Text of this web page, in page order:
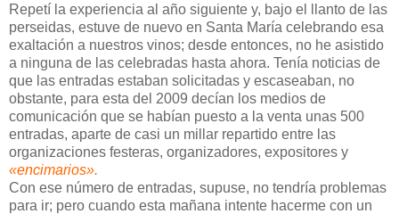
Repetí la experiencia al año siguiente y, bajo el llanto de las
perseidas, estuve de nuevo en Santa María celebrando esa
exaltación a nuestros vinos; desde entonces, no he asistido
a ninguna de las celebradas hasta ahora. Tenía noticias de
que las entradas estaban solicitadas y escaseaban, no
obstante, para esta del 2009 decían los medios de
comunicación que se habían puesto a la venta unas 500
entradas, aparte de casi un millar repartido entre las
organizaciones festeras, organizadores, expositores y
«encimarios».
Con ese número de entradas, supuse, no tendría problemas
para ir; pero cuando esta mañana intente hacerme con un